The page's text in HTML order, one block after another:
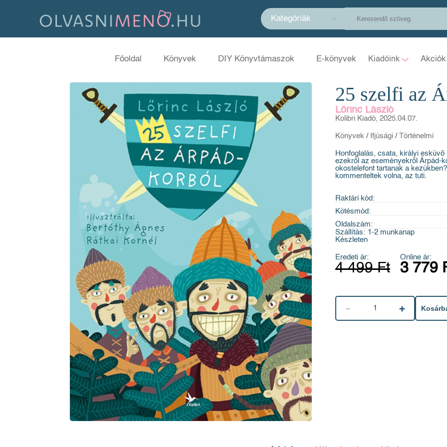
Kategóriák
Főoldal Könyvek DIY Könyvtámaszok E-könyvek Kiadóink Akciók
25 szelfi az
Lőrinc László
Kolibri Kiadó, 2025.04.07.
Könyvek / Ifjúsági / Történelmi
Honfoglalás, csata, királyi
ezekről az eseményekről Árpád-
okostelefont tartanak a
kommenteltek volna, az tuti.
Raktári kód:
Kötésmód:
Oldalszám:
Szállítás: 1-2 munkanap
Készleten
Eredeti ár:
4 499 Ft
Online ár:
3 779
1